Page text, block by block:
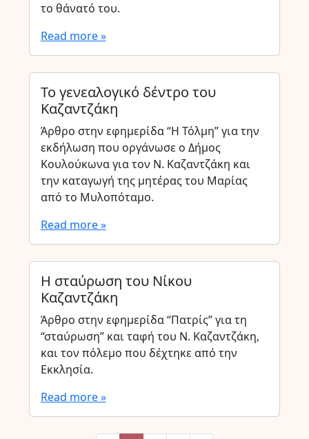
το θάνατό του.
Read more »
Το γενεαλογικό δέντρο του
Καζαντζάκη
Άρθρο στην εφημερίδα “Η Τόλμη” για την
εκδήλωση που οργάνωσε ο Δήμος
Κουλούκωνα για τον Ν. Καζαντζάκη και
την καταγωγή της μητέρας του Μαρίας
από το Μυλοπόταμο.
Read more »
Η σταύρωση του Νίκου
Καζαντζάκη
Άρθρο στην εφημερίδα “Πατρίς” για τη
“σταύρωση” και ταφή του Ν. Καζαντζάκη,
και τον πόλεμο που δέχτηκε από την
Εκκλησία.
Read more »